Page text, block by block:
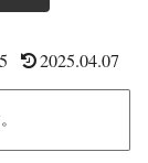
2025.04.07